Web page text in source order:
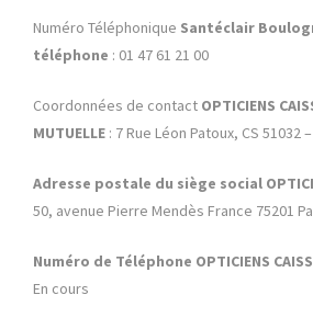
Numéro Téléphonique Santéclair
téléphone : 01 47 61 21 00
Coordonnées de contact OPTICIENS
MUTUELLE : 7 Rue Léon Patoux, CS 51032
Adresse postale du siège social
50, avenue Pierre Mendès France 75201
Numéro de Téléphone OPTICIENS
En cours